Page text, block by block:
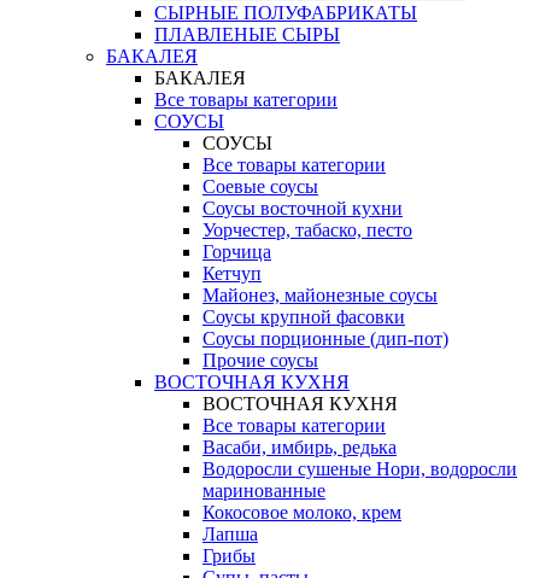
СЫРНЫЕ ПОЛУФАБРИКАТЫ
ПЛАВЛЕНЫЕ СЫРЫ
БАКАЛЕЯ
БАКАЛЕЯ
Все товары категории
СОУСЫ
СОУСЫ
Все товары категории
Соевые соусы
Соусы восточной кухни
Уорчестер, табаско, песто
Горчица
Кетчуп
Майонез, майонезные соусы
Соусы крупной фасовки
Соусы порционные (дип-пот)
Прочие соусы
ВОСТОЧНАЯ КУХНЯ
ВОСТОЧНАЯ КУХНЯ
Все товары категории
Васаби, имбирь, редька
Водоросли сушеные Нори, водоросли
маринованные
Кокосовое молоко, крем
Лапша
Грибы